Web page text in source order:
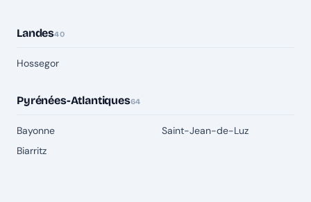
Landes40
Hossegor
Pyrénées-Atlantiques64
Bayonne
Biarritz
Saint-Jean-de-Luz